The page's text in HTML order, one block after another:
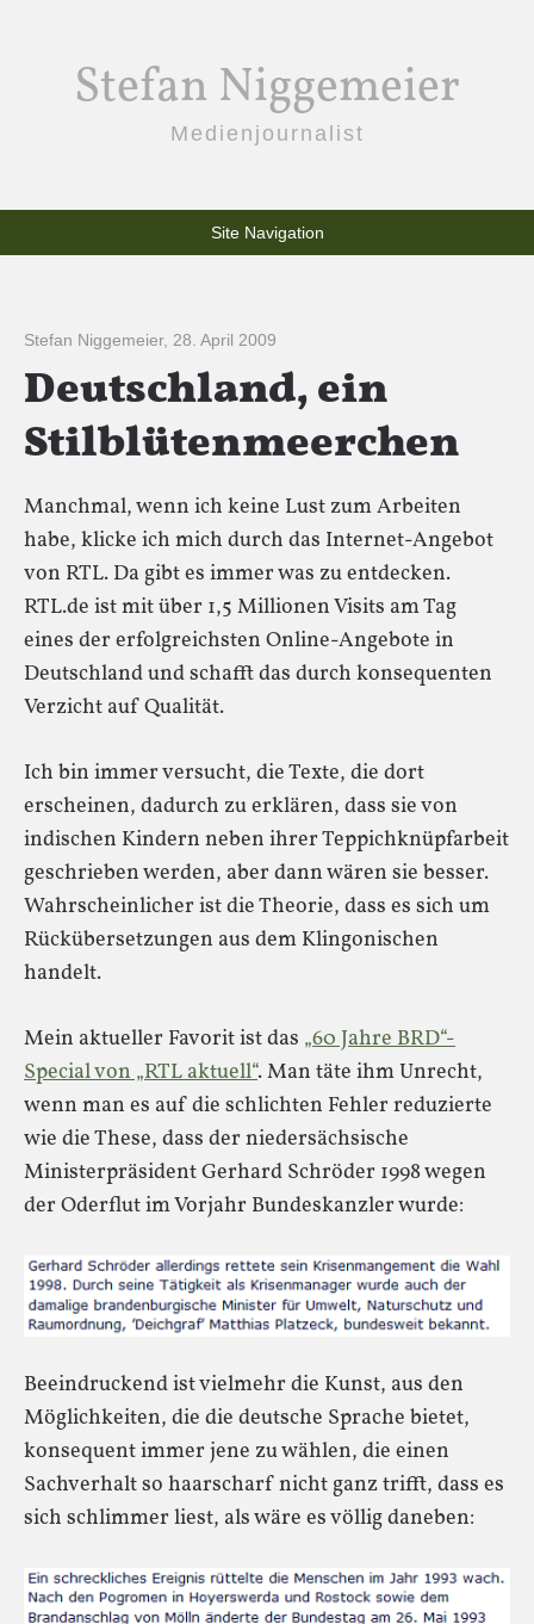
Stefan Niggemeier
Medienjournalist
Site Navigation
Stefan Niggemeier, 28. April 2009
Deutschland, ein
Stilblütenmeerchen
Manchmal, wenn ich keine Lust zum Arbeiten
habe, klicke ich mich durch das Internet-Angebot
von RTL. Da gibt es immer was zu entdecken.
RTL.de ist mit über 1,5 Millionen Visits am Tag
eines der erfolgreichsten Online-Angebote in
Deutschland und schafft das durch konsequenten
Verzicht auf Qualität.
Ich bin immer versucht, die Texte, die dort
erscheinen, dadurch zu erklären, dass sie von
indischen Kindern neben ihrer Teppichknüpfarbeit
geschrieben werden, aber dann wären sie besser.
Wahrscheinlicher ist die Theorie, dass es sich um
Rückübersetzungen aus dem Klingonischen
handelt.
Mein aktueller Favorit ist das „60 Jahre BRD“-
Special von „RTL aktuell“. Man täte ihm Unrecht,
wenn man es auf die schlichten Fehler reduzierte
wie die These, dass der niedersächsische
Ministerpräsident Gerhard Schröder 1998 wegen
der Oderflut im Vorjahr Bundeskanzler wurde:
Beeindruckend ist vielmehr die Kunst, aus den
Möglichkeiten, die die deutsche Sprache bietet,
konsequent immer jene zu wählen, die einen
Sachverhalt so haarscharf nicht ganz trifft, dass es
sich schlimmer liest, als wäre es völlig daneben: